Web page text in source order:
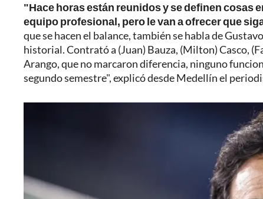
"Hace horas están reunidos y se definen cosas
equipo profesional, pero le van a ofrecer que
que se hacen el balance, también se habla de
historial. Contrató a (Juan) Bauza, (Milton) Casco,
Arango, que no marcaron diferencia, ninguno
segundo semestre", explicó desde Medellín el